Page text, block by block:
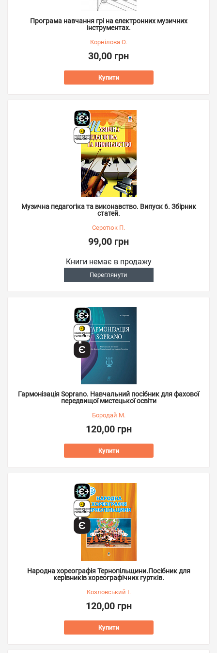
Програма навчання грі на електронних музичних
інструментах.
Корнілова О.
30,00 грн
Купити
Музична педагогіка та виконавство. Випуск 6. Збірник
статей.
Серотюк П.
99,00 грн
Книги немає в продажу
Переглянути
Гармонізація Soprano. Навчальний посібник для фахової
передвищої мистецької освіти
Бородай М.
120,00 грн
Купити
Народна хореографія Тернопільщини.Посібник для
керівників хореографічних гуртків.
Козловський І.
120,00 грн
Купити